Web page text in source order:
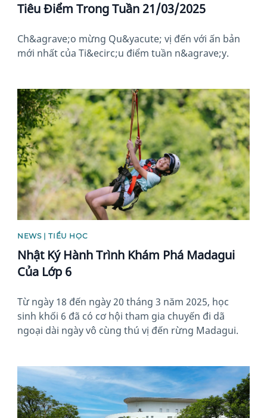
Tiêu Điểm Trong Tuần 21/03/2025
Ch&agrave;o mừng Qu&yacute; vị đến với ấn bản
mới nhất của Ti&ecirc;u điểm tuần n&agrave;y.
News image
NEWS | TIỂU HỌC
Nhật Ký Hành Trình Khám Phá Madagui
Của Lớp 6
Từ ngày 18 đến ngày 20 tháng 3 năm 2025, học
sinh khối 6 đã có cơ hội tham gia chuyến đi dã
ngoại dài ngày vô cùng thú vị đến rừng Madagui.
News image